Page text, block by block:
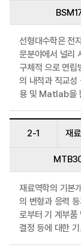
선형대수학은 전
문분야에서 널리
구체적 으로 연립
의 내적과 직교성
용 및 Matlab을
2-1 재
재료역학의 기본
의 변형과 응력
로부터 기 계부품
결정 등에 대한